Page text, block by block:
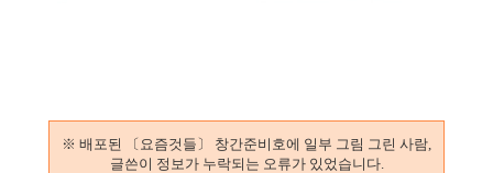
※ 배포된 〔요즘것들〕 창간준비호에 일부 그림 그린 사람,
글쓴이 정보가 누락되는 오류가 있었습니다.